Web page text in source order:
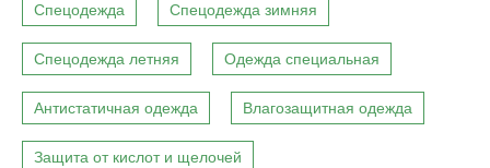
Спецодежда Спецодежда зимняя
Спецодежда летняя Одежда специальная
Антистатичная одежда Влагозащитная одежда
Защита от кислот и щелочей